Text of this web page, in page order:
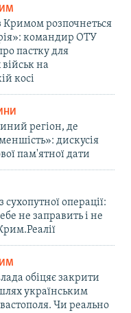
Кримом розпочнеться
командир ОТУ
пастку для
на
косі
регіон, де
дискусія
пам'ятної дати
сухопутної операції:
не заправить і не
обіцяє закрити
українським
Чи реально